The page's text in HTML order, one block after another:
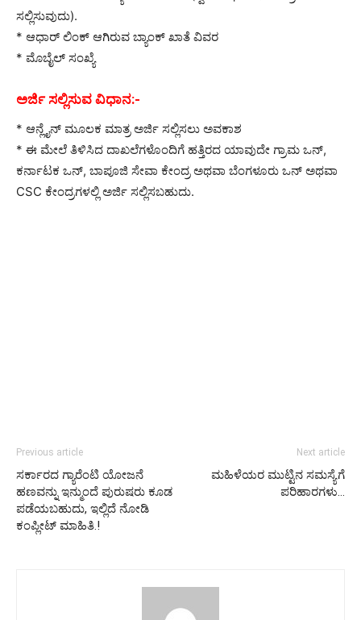
ಸಲ್ಲಿಸುವುದು).
* ಆಧಾರ್ ಲಿಂಕ್ ಆಗಿರುವ ಬ್ಯಾಂಕ್ ಖಾತೆ ವಿವರ
* ಮೊಬೈಲ್ ಸಂಖ್ಯೆ
ಅರ್ಜಿ ಸಲ್ಲಿಸುವ ವಿಧಾನ:-
* ಆನ್ಲೈನ್ ಮೂಲಕ ಮಾತ್ರ ಅರ್ಜಿ ಸಲ್ಲಿಸಲು ಅವಕಾಶ
* ಈ ಮೇಲೆ ತಿಳಿಸಿದ ದಾಖಲೆಗಳೊಂದಿಗೆ ಹತ್ತಿರದ ಯಾವುದೇ ಗ್ರಾಮ ಒನ್,
ಕರ್ನಾಟಕ ಒನ್, ಬಾಪೂಜಿ ಸೇವಾ ಕೇಂದ್ರ ಅಥವಾ ಬೆಂಗಳೂರು ಒನ್ ಅಥವಾ
CSC ಕೇಂದ್ರಗಳಲ್ಲಿ ಅರ್ಜಿ ಸಲ್ಲಿಸಬಹುದು.
Previous article
ಸರ್ಕಾರದ ಗ್ಯಾರೆಂಟಿ ಯೋಜನೆ
ಹಣವನ್ನು ಇನ್ಮುಂದೆ ಪುರುಷರು ಕೂಡ
ಪಡೆಯಬಹುದು, ಇಲ್ಲಿದೆ ನೋಡಿ
ಕಂಪ್ಲೀಟ್ ಮಾಹಿತಿ.!
Next article
ಮಹಿಳೆಯರ ಮುಟ್ಟಿನ ಸಮಸ್ಯೆಗೆ
ಪರಿಹಾರಗಳು…